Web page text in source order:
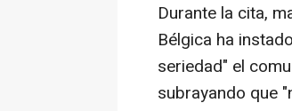
Durante la cita,
Bélgica ha
seriedad" el
subrayando que